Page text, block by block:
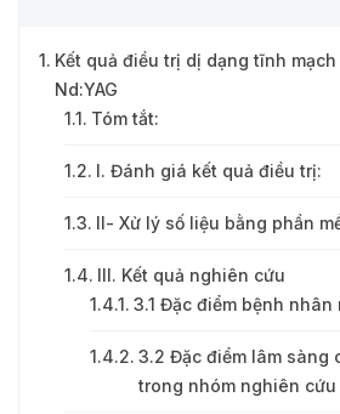
Kết quả điều trị dị dạng tĩnh
Nd:YAG
Tóm tắt:
I. Đánh giá kết quả điều trị:
II- Xử lý số liệu bằng phần
III. Kết quả nghiên cứu
3.1 Đặc điểm bệnh
3.2 Đặc điểm lâm sàng
trong nhóm nghiên cứu